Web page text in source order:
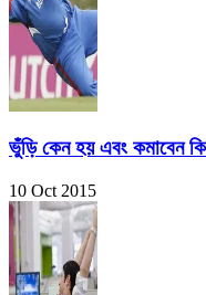
ভুঁড়ি কেন হয় এবং কমাবেন
10 Oct 2015